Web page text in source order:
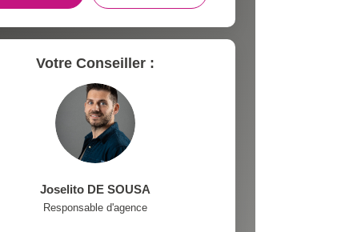
Votre Conseiller :
Joselito DE SOUSA
Responsable d'agence